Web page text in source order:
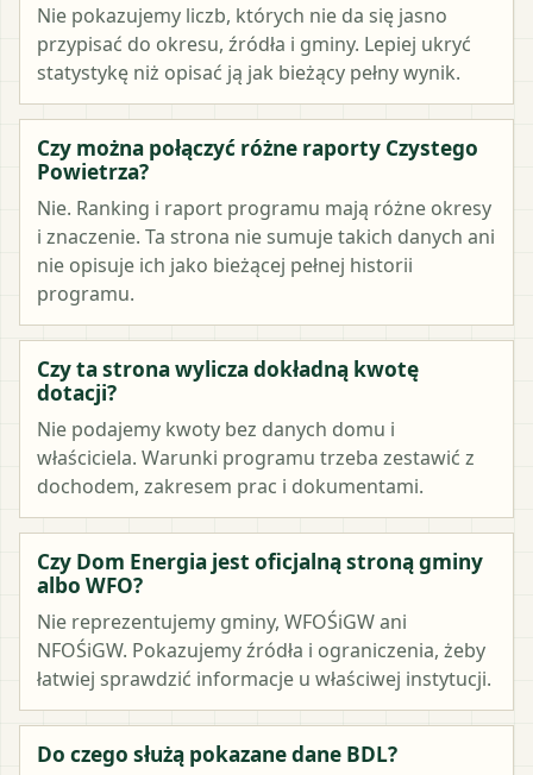
Nie pokazujemy liczb, których nie da się jasno
przypisać do okresu, źródła i gminy. Lepiej ukryć
statystykę niż opisać ją jak bieżący pełny wynik.
Czy można połączyć różne raporty Czystego
Powietrza?
Nie. Ranking i raport programu mają różne okresy
i znaczenie. Ta strona nie sumuje takich danych ani
nie opisuje ich jako bieżącej pełnej historii
programu.
Czy ta strona wylicza dokładną kwotę
dotacji?
Nie podajemy kwoty bez danych domu i
właściciela. Warunki programu trzeba zestawić z
dochodem, zakresem prac i dokumentami.
Czy Dom Energia jest oficjalną stroną gminy
albo WFO?
Nie reprezentujemy gminy, WFOŚiGW ani
NFOŚiGW. Pokazujemy źródła i ograniczenia, żeby
łatwiej sprawdzić informacje u właściwej instytucji.
Do czego służą pokazane dane BDL?